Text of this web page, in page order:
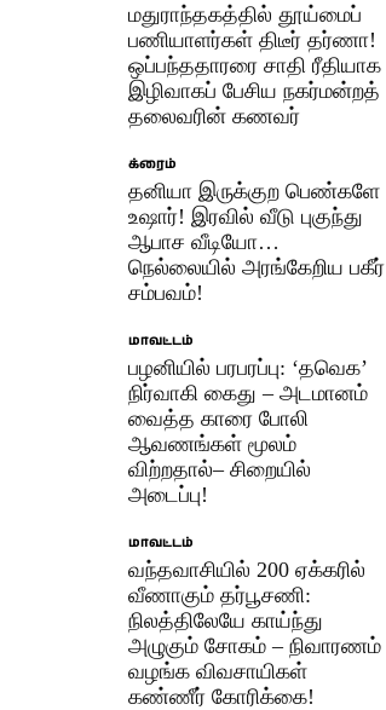
மதுராந்தகத்தில் தூய்மைப்
பணியாளர்கள் திடீர் தர்ணா!
ஒப்பந்ததாரரை சாதி ரீதியாக
இழிவாகப் பேசிய நகர்மன்றத்
தலைவரின் கணவர்
க்ரைம்
தனியா இருக்குற பெண்களே
உஷார்! இரவில் வீடு புகுந்து
ஆபாச வீடியோ…
நெல்லையில் அரங்கேறிய பகீர்
சம்பவம்!
மாவட்டம்
பழனியில் பரபரப்பு: ‘தவெக’
நிர்வாகி கைது – அடமானம்
வைத்த காரை போலி
ஆவணங்கள் மூலம்
விற்றதால்– சிறையில்
அடைப்பு!
மாவட்டம்
வந்தவாசியில் 200 ஏக்கரில்
வீணாகும் தர்பூசணி:
நிலத்திலேயே காய்ந்து
அழுகும் சோகம் – நிவாரணம்
வழங்க விவசாயிகள்
கண்ணீர் கோரிக்கை!